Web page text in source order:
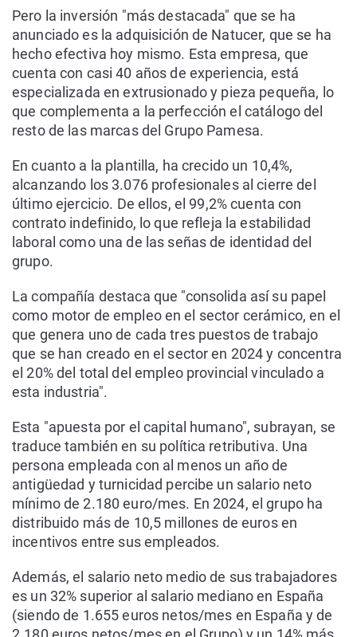
Pero la inversión "más destacada" que se ha
anunciado es la adquisición de Natucer, que se ha
hecho efectiva hoy mismo. Esta empresa, que
cuenta con casi 40 años de experiencia, está
especializada en extrusionado y pieza pequeña, lo
que complementa a la perfección el catálogo del
resto de las marcas del Grupo Pamesa.
En cuanto a la plantilla, ha crecido un 10,4%,
alcanzando los 3.076 profesionales al cierre del
último ejercicio. De ellos, el 99,2% cuenta con
contrato indefinido, lo que refleja la estabilidad
laboral como una de las señas de identidad del
grupo.
La compañía destaca que "consolida así su papel
como motor de empleo en el sector cerámico, en el
que genera uno de cada tres puestos de trabajo
que se han creado en el sector en 2024 y concentra
el 20% del total del empleo provincial vinculado a
esta industria".
Esta "apuesta por el capital humano", subrayan, se
traduce también en su política retributiva. Una
persona empleada con al menos un año de
antigüedad y turnicidad percibe un salario neto
mínimo de 2.180 euro/mes. En 2024, el grupo ha
distribuido más de 10,5 millones de euros en
incentivos entre sus empleados.
Además, el salario neto medio de sus trabajadores
es un 32% superior al salario mediano en España
(siendo de 1.655 euros netos/mes en España y de